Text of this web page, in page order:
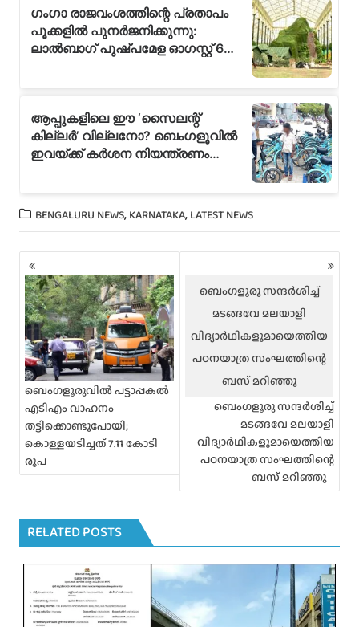
BENGALURU NEWS, KARNATAKA, LATEST NEWS
P
o
s
t
s
n
a
v
g
a
t
o
ബെംഗളൂരുവിൽ പട്ടാപ്പകൽ
എടിഎം വാഹനം
തട്ടിക്കൊണ്ടുപോയി;
കൊള്ളയടിച്ചത് 7.11 കോടി
രൂപ
ബെംഗളൂരു സന്ദർശിച്ച്
മടങ്ങവേ മലയാളി
വിദ്യാർഥികളുമായെത്തിയ
പഠനയാത്ര സംഘത്തിന്റെ
ബസ് മറിഞ്ഞു
ബെംഗളൂരു സന്ദർശിച്ച്
മടങ്ങവേ മലയാളി
വിദ്യാർഥികളുമായെത്തിയ
പഠനയാത്ര സംഘത്തിന്റെ
ബസ് മറിഞ്ഞു
RELATED POSTS